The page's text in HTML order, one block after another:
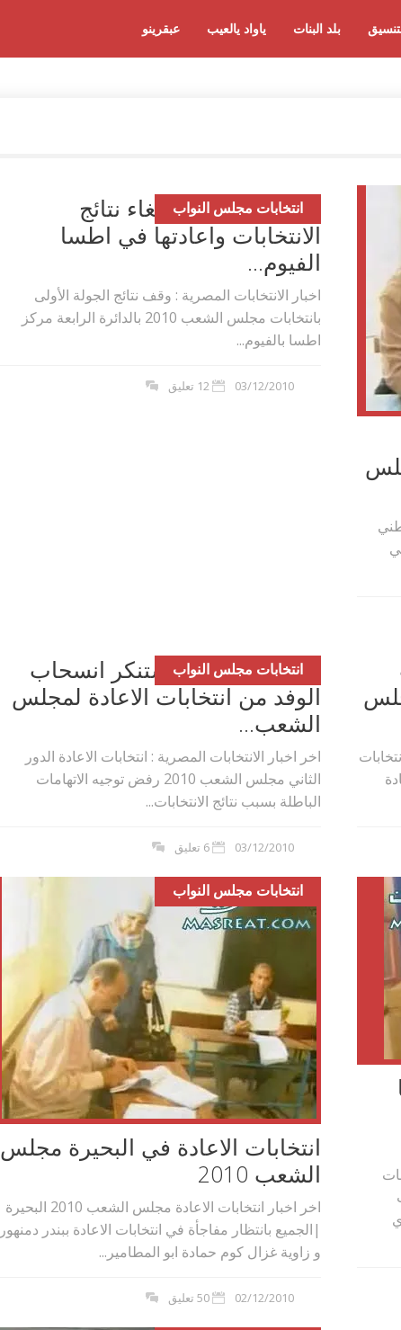
عبقرينو ياواد يالعيب بلد البنات
انتخابات مجلس النواب
اخبار الانتخابات :الغاء نتائج
الانتخابات واعادتها في اطسا
الفيوم...
اخبار الانتخابات المصرية : وقف نتائج الجولة الأولى
بانتخابات مجلس الشعب 2010 بالدائرة الرابعة مركز
اطسا بالفيوم...
03/12/2010 12 تعليق
الوطني
انتخابات مجلس النواب
الحزب الوطني يستنكر انسحاب
الوفد من انتخابات الاعادة لمجلس
الشعب...
اخر اخبار الانتخابات المصرية : انتخابات الاعادة الدور
الثاني مجلس الشعب 2010 رفض توجيه الاتهامات
الباطلة بسبب نتائج الانتخابات...
03/12/2010 6 تعليق
انتخابات مجلس النواب
انتخابات الاعادة في البحيرة مجلس
الشعب 2010
اخر اخبار انتخابات الاعادة مجلس الشعب 2010 البحيرة
|الجميع بانتظار مفاجأة في انتخابات الاعادة ببندر دمنهور
و زاوية غزال كوم حمادة ابو المطامير...
02/12/2010 50 تعليق
| انتخابات
وصفات أكلات عيد راس السنة الميلادية
والميلاد المجيد الكريسما...
النبوي مع